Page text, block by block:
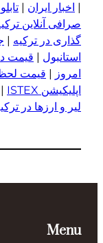
| اخبار ایران |
صرافی آنلاین
گذاری در ترکیه |
استانبول | قیمت
امروز | قیمت
اپلیکیشن ISTEX
|
لیر و ار زها در
Menu